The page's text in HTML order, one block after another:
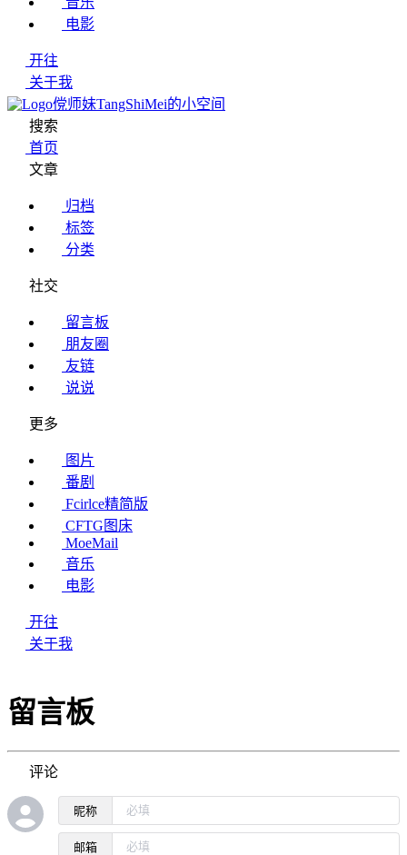
电影
开往
关于我
傥师妹TangShiMei的小空间
搜索
首页
文章
归档
标签
分类
社交
留言板
朋友圈
友链
说说
更多
图片
番剧
Fcirlce精简版
CFTG图床
MoeMail
音乐
电影
开往
关于我
留言板
评论
昵称
邮箱